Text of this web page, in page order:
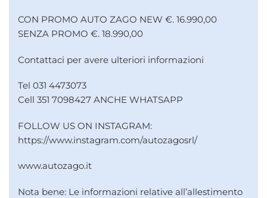
CON PROMO AUTO ZAGO NEW €. 16.990,00
SENZA PROMO €. 18.990,00
Contattaci per avere ulteriori informazioni
Tel 031 4473073
Cell 351 7098427 ANCHE WHATSAPP
FOLLOW US ON INSTAGRAM:
https://www.instagram.com/autozagosrl/
www.autozago.it
Nota bene: Le informazioni relative all’allestimento